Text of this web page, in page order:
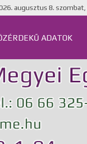
augusztus 8. szombat,
ADATOK